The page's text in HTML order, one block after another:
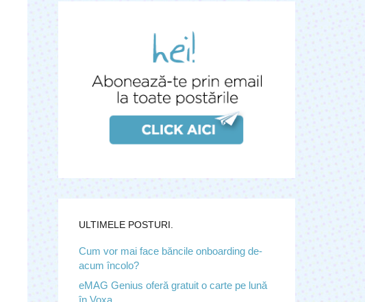
ULTIMELE POSTURI.
Cum vor mai face băncile onboarding de-
acum încolo?
eMAG Genius oferă gratuit o carte pe lună
în Voxa